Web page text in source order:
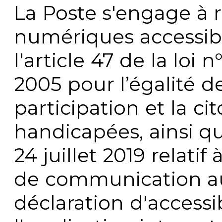
La Poste s'engage à
numériques
l'article 47 de la loi
2005 pour l’égalité
participation et la
handicapées, ainsi
24 juillet 2019 relatif
de communication
déclaration